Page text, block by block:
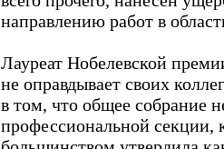
направлению работ в
Лауреат Нобелевской
не оправдывает своих
в том, что общее собрание
профессиональной секции,